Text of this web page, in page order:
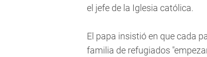
el jefe de la Iglesia católica.
El papa insistió en que cada
familia de refugiados